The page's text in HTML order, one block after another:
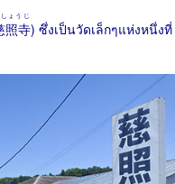
照寺
しょうじ
) ซึ่งเป็นวัดเล็กๆแห่งหนึ่งที่